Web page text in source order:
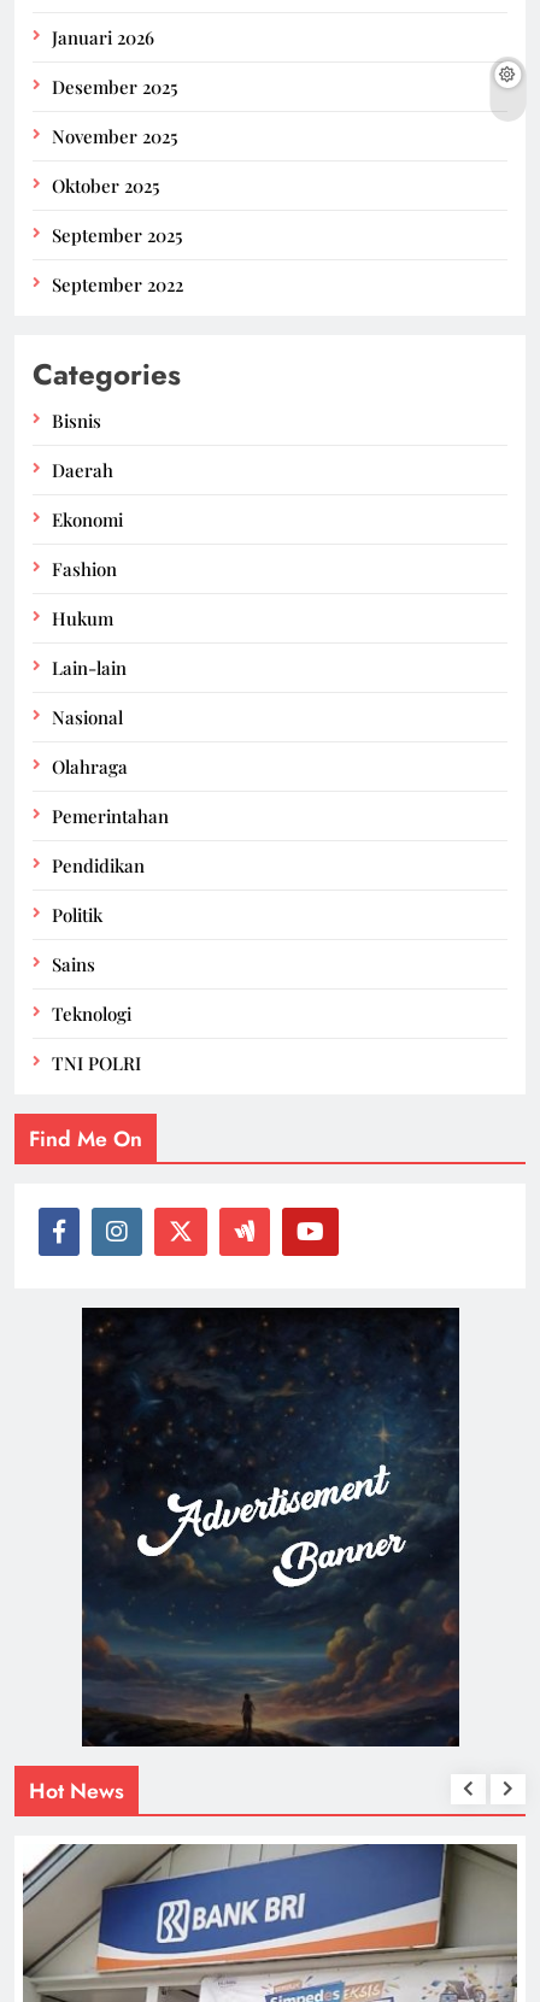
Januari 2026
Desember 2025
November 2025
Oktober 2025
September 2025
September 2022
Categories
Bisnis
Daerah
Ekonomi
Fashion
Hukum
Lain-lain
Nasional
Olahraga
Pemerintahan
Pendidikan
Politik
Sains
Teknologi
TNI POLRI
Find Me On
Hot News